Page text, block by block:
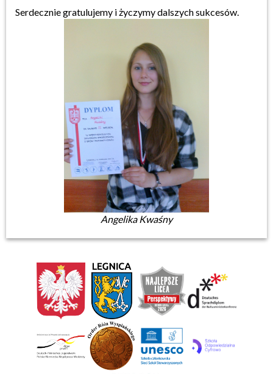
Serdecznie gratulujemy i życzymy dalszych sukcesów.
Angelika Kwaśny